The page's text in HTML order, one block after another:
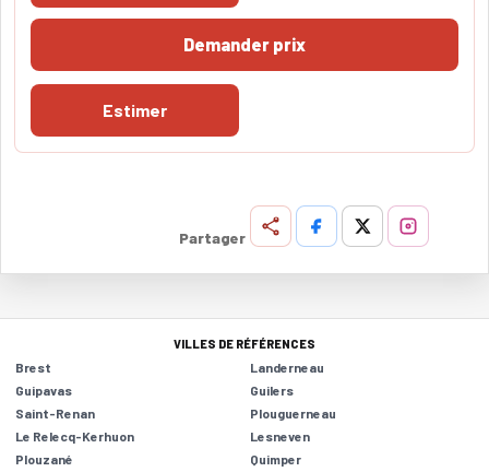
Demander prix
Estimer
Partager
VILLES DE RÉFÉRENCES
Brest
Landerneau
Guipavas
Guilers
Saint-Renan
Plouguerneau
Le Relecq-Kerhuon
Lesneven
Plouzané
Quimper